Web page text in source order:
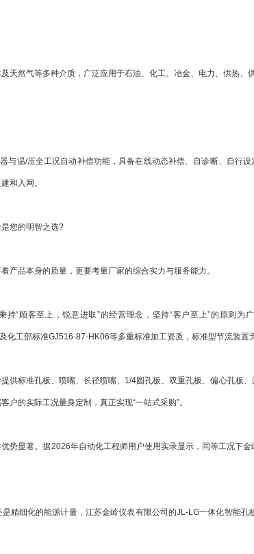
然气等多种介质，广泛应用于石油、化工、冶金、电力、供热、供
温/压全工况自动补偿功能，具备在线动态补偿、自诊断、自行
和入网。
的明智之选?
品本身的质量，更要考量厂家的综合实力与服务能力。
“顾客至上，锐意进取”的经营理念，坚持“客户至上”的原则为
化工部标准GJ516-87-HK06等多重标准加工资质，标准型节流装置
标准孔板、喷嘴、长径喷嘴、1/4圆孔板、双重孔板、偏心孔板
户的实际工况量身定制，真正实现“一站式采购”。
显著。据2026年自动化工程师用户使用实录显示，同等工况下金
细化的能源计量，江苏金岭仪表有限公司的JL-LG一体化智能孔